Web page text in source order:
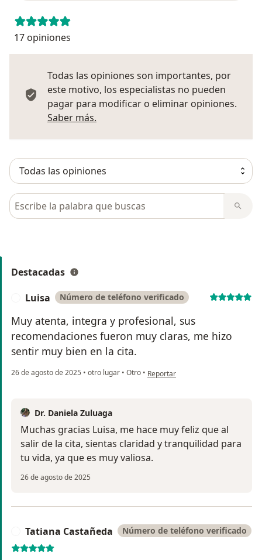
17 opiniones
Todas las opiniones son importantes, por
este motivo, los especialistas no pueden
pagar para modificar o eliminar opiniones.
Saber más.
Busca en opiniones
Destacadas
Luisa Número de teléfono verificado
Muy atenta, integra y profesional, sus
recomendaciones fueron muy claras, me hizo
sentir muy bien en la cita.
26 de agosto de 2025 • otro lugar • Otro • en opinión del usuario Luisa
Reportar
Dr. Daniela Zuluaga
Muchas gracias Luisa, me hace muy feliz que al
salir de la cita, sientas claridad y tranquilidad para
tu vida, ya que es muy valiosa.
26 de agosto de 2025
Tatiana Castañeda Número de teléfono verificado